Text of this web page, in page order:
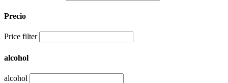
Precio
Price filter
alcohol
alcohol